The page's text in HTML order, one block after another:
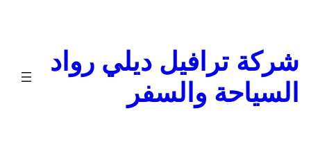
شركة ترافيل ديلي رواد
السياحة والسفر